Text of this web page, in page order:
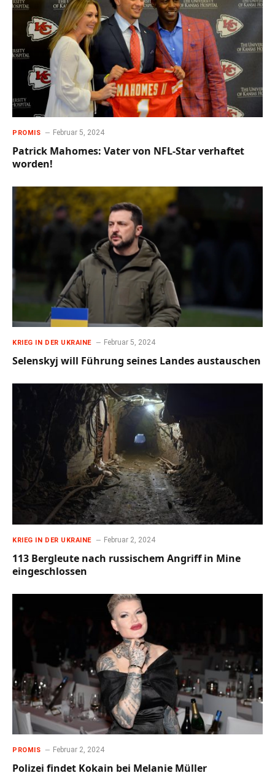
PROMIS Februar 5, 2024
Patrick Mahomes: Vater von NFL-Star verhaftet
worden!
KRIEG IN DER UKRAINE Februar 5, 2024
Selenskyj will Führung seines Landes austauschen
KRIEG IN DER UKRAINE Februar 2, 2024
113 Bergleute nach russischem Angriff in Mine
eingeschlossen
PROMIS Februar 2, 2024
Polizei findet Kokain bei Melanie Müller